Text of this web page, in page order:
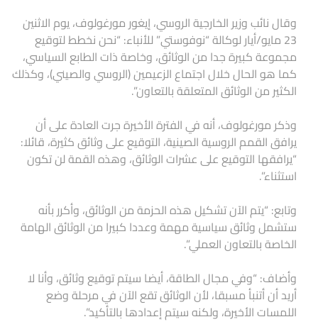
وقال نائب وزير الخارجية الروسي، إيغور مورغولوف، يوم الاثنين
23 مايو/أيار لوكالة “نوفوستي” للأنباء: “نحن نخطط لتوقيع
مجموعة كبيرة جدا من الوثائق، وخاصة ذات الطابع السياسي،
كما هو الحال خلال اجتماع الزعيمين (الروسي والصيني)، وكذلك
الكثير من الوثائق المتعلقة بالتعاون”.
وذكر مورغولوف، أنه في الفترة الأخيرة جرت العادة على أن
يرافق القمم الروسية الصينية، التوقيع على وثائق كثيرة، قائلا:
“يرافقها التوقيع على عشرات الوثائق، وهذه القمة لن تكون
استثناء”.
وتابع: “يتم الآن تشكيل هذه الحزمة من الوثائق، وأكرر بأنه
ستشمل وثائق سياسية مهمة وعددا كبيرا من الوثائق الهامة
الخاصة بالتعاون العملي”.
وأضاف: “وفي مجال الطاقة، أيضا سيتم توقيع وثائق، وأنا لا
أريد أن أتنبأ مسبقا، لأن الوثائق تقع الآن في مرحلة وضع
اللمسات الأخيرة، ولكنه سيتم إعدادها بالتأكيد”.